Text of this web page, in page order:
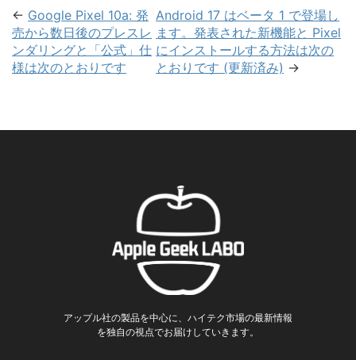
← Google Pixel 10a: 発
売から数日後のプレスレ
ンダリングと「公式」仕
様は次のとおりです
Android 17 はベータ 1 で登場し
ます。発表された新機能と Pixel
にインストールする方法は次の
とおりです (更新済み) →
アップル社の製品を中心に、ハイテク市場の最新情報
を独自の視点でお届けしていきます。